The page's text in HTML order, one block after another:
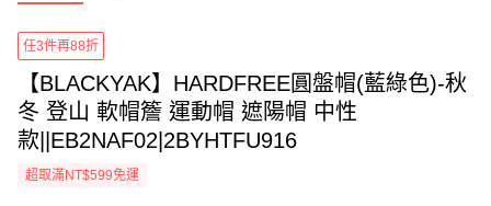
任3件再88折
【BLACKYAK】HARDFREE圓盤帽(藍綠色)-秋
冬 登山 軟帽簷 運動帽 遮陽帽 中性
款||EB2NAF02|2BYHTFU916
超取滿NT$599免運